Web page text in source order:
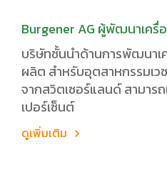
Burgener AG ผู้พัฒนาเครื่
บริษัทชั้นนำด้านการพัฒนาเ
ผลิต สำหรับอุตสาหกรรมเว
จากสวิตเซอร์แลนด์ สามาร
เปอร์เซ็นต์
ดูเพิ่มเติม